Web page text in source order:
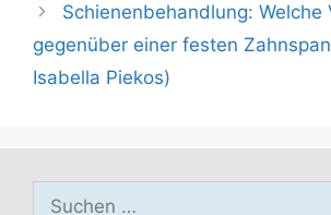
Schienenbehandlung: Welche
gegenüber einer festen
Isabella Piekos)
Suchen